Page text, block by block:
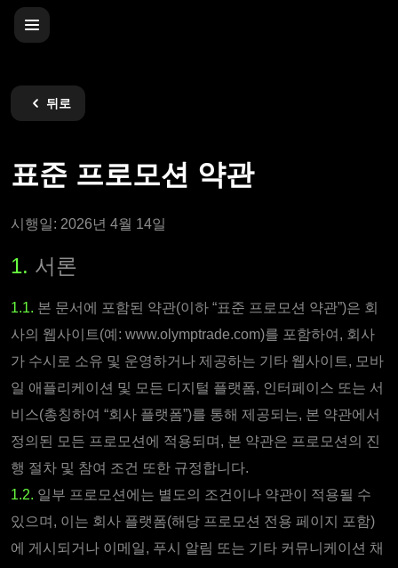
뒤로
표준 프로모션 약관
시행일: 2026년 4월 14일
1. 서론
1.1. 본 문서에 포함된 약관(이하 “표준 프로모션 약관”)은 회
사의 웹사이트(예: www.olymptrade.com)를 포함하여, 회사
가 수시로 소유 및 운영하거나 제공하는 기타 웹사이트, 모바
일 애플리케이션 및 모든 디지털 플랫폼, 인터페이스 또는 서
비스(총칭하여 “회사 플랫폼”)를 통해 제공되는, 본 약관에서
정의된 모든 프로모션에 적용되며, 본 약관은 프로모션의 진
행 절차 및 참여 조건 또한 규정합니다.
1.2. 일부 프로모션에는 별도의 조건이나 약관이 적용될 수
있으며, 이는 회사 플랫폼(해당 프로모션 전용 페이지 포함)
에 게시되거나 이메일, 푸시 알림 또는 기타 커뮤니케이션 채